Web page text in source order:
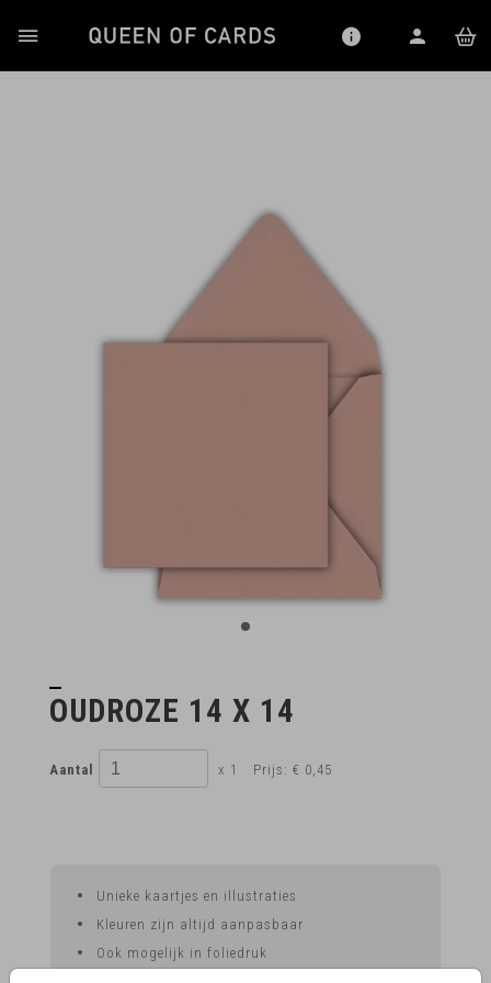
OUDROZE 14 X 14
Aantal x 1 Prijs: € 0,45
Unieke kaartjes en illustraties
Kleuren zijn altijd aanpasbaar
Ook mogelijk in foliedruk